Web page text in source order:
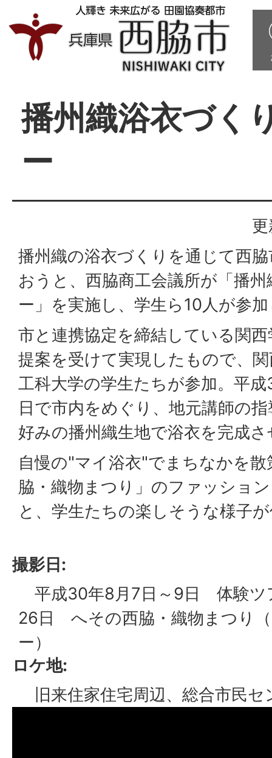
播州織浴衣づく
ー
播州織の浴衣づくりを通じて西
おうと、西脇商工会議所が「播
ー」を実施し、学生ら10人が参
市と連携協定を締結している関
提案を受けて実現したもので、
工科大学の学生たちが参加。平
日で市内をめぐり、地元講師の
好みの播州織生地で浴衣を完成
自慢の"マイ浴衣"でまちなかを
脇・織物まつり」のファッショ
と、学生たちの楽しそうな様子
撮影日:
平成30年8月7日～9日 体験
26日 へその西脇・織物まつり
ー）
ロケ地:
旧来住家住宅周辺、総合市民セ